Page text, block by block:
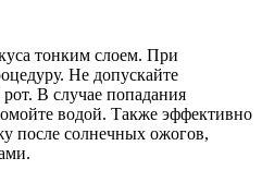
тонким слоем. При
Не допускайте
рот. В случае попадания
водой. Также эффективно
после солнечных ожогов,